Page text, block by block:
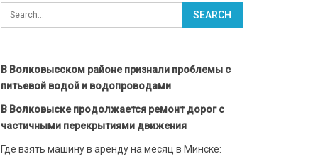
В Волковысском районе признали проблемы с
питьевой водой и водопроводами
В Волковыске продолжается ремонт дорог с
частичными перекрытиями движения
Где взять машину в аренду на месяц в Минске: